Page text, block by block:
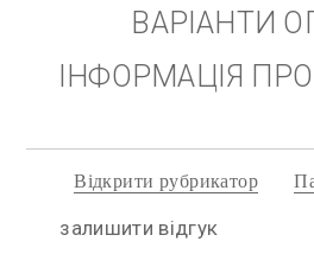
ВАРІАНТИ
ІНФОРМАЦІЯ
залишити відгук
Відкрити рубрикатор